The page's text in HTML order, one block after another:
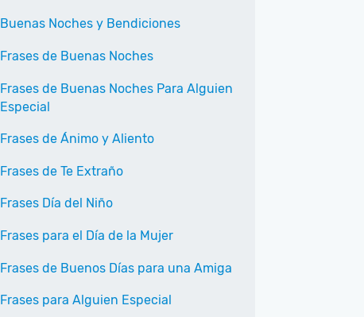
Buenas Noches y Bendiciones
Frases de Buenas Noches
Frases de Buenas Noches Para Alguien
Especial
Frases de Ánimo y Aliento
Frases de Te Extraño
Frases Día del Niño
Frases para el Día de la Mujer
Frases de Buenos Días para una Amiga
Frases para Alguien Especial